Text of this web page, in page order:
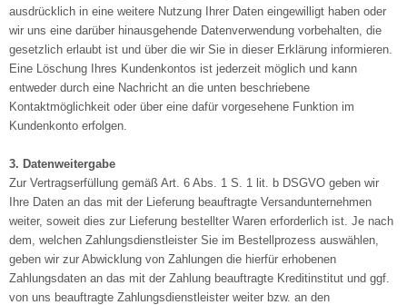
ausdrücklich in eine weitere Nutzung Ihrer Daten eingewilligt haben oder
wir uns eine darüber hinausgehende Datenverwendung vorbehalten, die
gesetzlich erlaubt ist und über die wir Sie in dieser Erklärung informieren.
Eine Löschung Ihres Kundenkontos ist jederzeit möglich und kann
entweder durch eine Nachricht an die unten beschriebene
Kontaktmöglichkeit oder über eine dafür vorgesehene Funktion im
Kundenkonto erfolgen.
3. Datenweitergabe
Zur Vertragserfüllung gemäß Art. 6 Abs. 1 S. 1 lit. b DSGVO geben wir
Ihre Daten an das mit der Lieferung beauftragte Versandunternehmen
weiter, soweit dies zur Lieferung bestellter Waren erforderlich ist. Je nach
dem, welchen Zahlungsdienstleister Sie im Bestellprozess auswählen,
geben wir zur Abwicklung von Zahlungen die hierfür erhobenen
Zahlungsdaten an das mit der Zahlung beauftragte Kreditinstitut und ggf.
von uns beauftragte Zahlungsdienstleister weiter bzw. an den